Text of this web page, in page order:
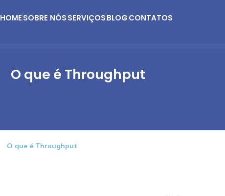
HOMESOBRE NÓSSERVIÇOSBLOGCONTATOS
O que é Throughput
O que é Throughput